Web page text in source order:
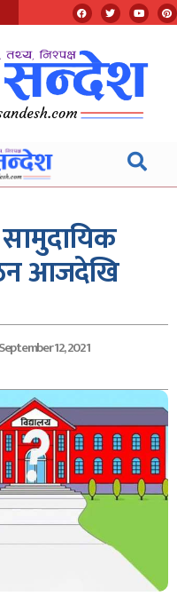
सामुदायिक
आजदेखि
September 12, 2021